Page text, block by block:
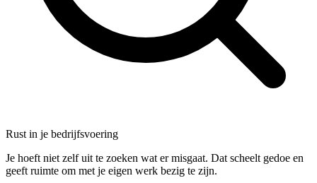
Rust in je bedrijfsvoering
Je hoeft niet zelf uit te zoeken wat er misgaat. Dat scheelt gedoe en
geeft ruimte om met je eigen werk bezig te zijn.